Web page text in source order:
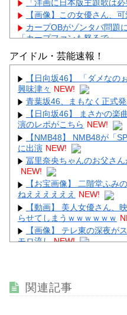
「洋画に日本版主題歌は
【画像】この女優さん、
カープOBがゾンタバ問題
「カープファンも怒るで」
【画像】顔100点、体30点
Powered by livedoor 相互
アイドル・芸能速報！
【日向坂46】 「ダメなの
興味津々 NEW!
青葉坂46、まもなく正式
【日向坂46】 まさかの楽
演のレポがこちら NEW!
【NMB48】 NMB48が「
に出演 NEW!
冨里奈央ちゃんのお父さん
NEW!
【お宝画像】 二階堂ふみ
ねええええええ
NEW!
【動画】 美人女優さん、
らせてしまうｗｗｗｗｗｗ
【画像】 テレ東の深夜が
モロ流し NEW!
関連記事